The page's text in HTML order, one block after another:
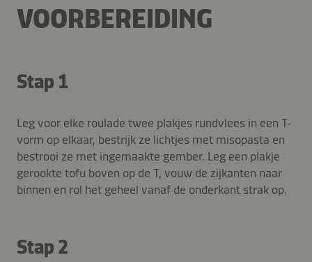
VOORBEREIDING
Stap 1
Leg voor elke roulade twee plakjes rundvlees in een T-
vorm op elkaar, bestrijk ze lichtjes met misopasta en
bestrooi ze met ingemaakte gember. Leg een plakje
gerookte tofu boven op de T, vouw de zijkanten naar
binnen en rol het geheel vanaf de onderkant strak op.
Stap 2